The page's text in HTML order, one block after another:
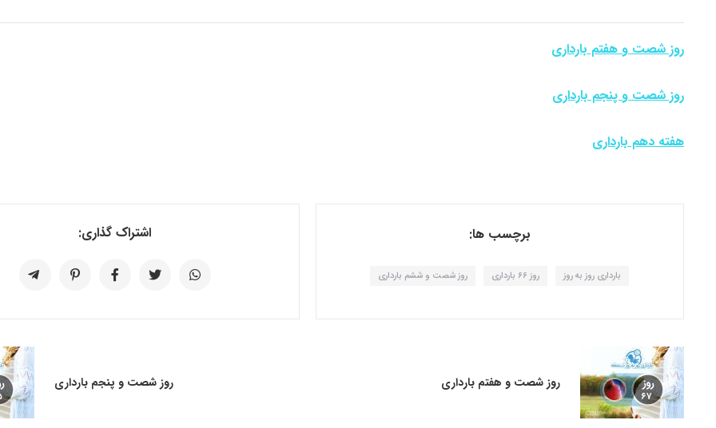
روز شصت و هفتم بارداری
روز شصت و پنجم بارداری
هفته دهم بارداری
برچسب ها:
بارداری روز به روز روز 66 بارداری روز شصت و ششم بارداری
اشتراک گذاری:
روز شصت و هفتم بارداری روز شصت و پنجم بارداری